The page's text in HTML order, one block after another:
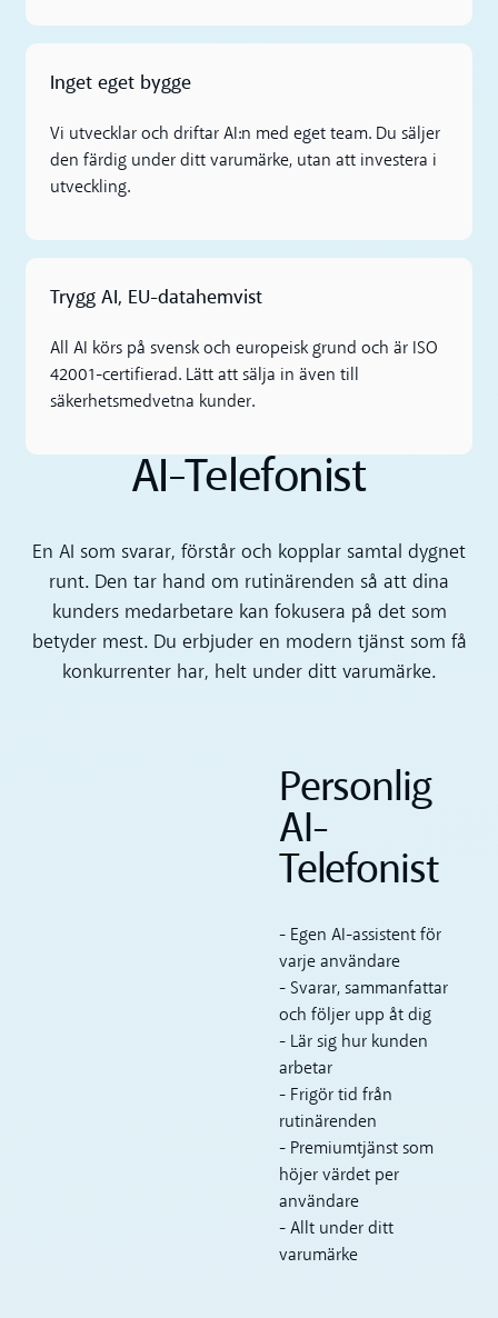
Inget eget bygge
Vi utvecklar och driftar AI:n med eget team. Du säljer
den färdig under ditt varumärke, utan att investera i
utveckling.
Trygg AI, EU-datahemvist
All AI körs på svensk och europeisk grund och är ISO
42001-certifierad. Lätt att sälja in även till
säkerhetsmedvetna kunder.
AI-Telefonist
En AI som svarar, förstår och kopplar samtal dygnet
runt. Den tar hand om rutinärenden så att dina
kunders medarbetare kan fokusera på det som
betyder mest. Du erbjuder en modern tjänst som få
konkurrenter har, helt under ditt varumärke.
Personlig
AI-
Telefonist
- Egen AI-assistent för
varje användare
- Svarar, sammanfattar
och följer upp åt dig
- Lär sig hur kunden
arbetar
- Frigör tid från
rutinärenden
- Premiumtjänst som
höjer värdet per
användare
- Allt under ditt
varumärke